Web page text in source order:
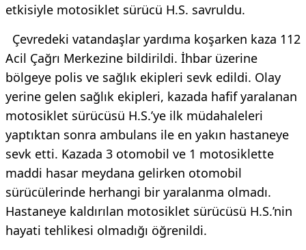
etkisiyle motosiklet sürücü H.S. savruldu.
Çevredeki vatandaşlar yardıma koşarken kaza 112
Acil Çağrı Merkezine bildirildi. İhbar üzerine
bölgeye polis ve sağlık ekipleri sevk edildi. Olay
yerine gelen sağlık ekipleri, kazada hafif yaralanan
motosiklet sürücüsü H.S.’ye ilk müdahaleleri
yaptıktan sonra ambulans ile en yakın hastaneye
sevk etti. Kazada 3 otomobil ve 1 motosiklette
maddi hasar meydana gelirken otomobil
sürücülerinde herhangi bir yaralanma olmadı.
Hastaneye kaldırılan motosiklet sürücüsü H.S.’nin
hayati tehlikesi olmadığı öğrenildi.